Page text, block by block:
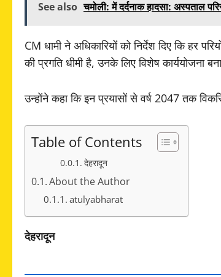
See also चमोली: में दर्दनाक हादसा: अस्पताल
CM धामी ने अधिकारियों को निर्देश दिए कि हर
की प्रगति धीमी है, उनके लिए विशेष कार्ययोजना
उन्होंने कहा कि इन प्रयासों से वर्ष 2047 तक
Table of Contents
देहरादून
About the Author
atulyabharat
देहरादून